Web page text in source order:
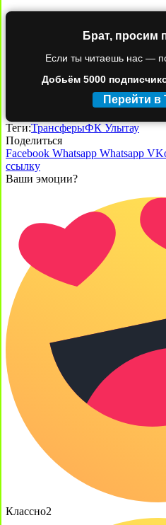
Брат, просим
Если ты читаешь нас —
Добьём 5000
Перейти в
Теги:ТрансферыФК Улытау
Поделиться
Facebook Whatsapp Whatsapp
ссылку
Ваши эмоции?
Классно2